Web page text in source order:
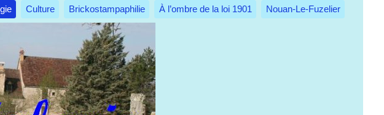
Culture Brickostampaphilie À l’ombre de la loi 1901 Nouan-Le-Fuzelier